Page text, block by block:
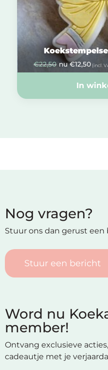
€22,50 nu €12,50 (incl.
In
Nog vragen?
Stuur ons dan gerust een
Stuur een bericht
Word nu
member!
Ontvang exclusieve
cadeautje met je